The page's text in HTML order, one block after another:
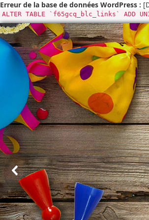
Erreur de la base de données WordPress :
ALTER TABLE `f65gcq_blc_links` ADD